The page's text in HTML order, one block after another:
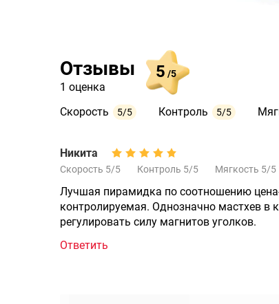
Отзывы
1 оценка
5 /5
Скорость 5/5 Контроль 5/5
Никита
Скорость 5/5
Контроль 5/5 Мягкость 5/5
Лучшая пирамидка по соотношению
контролируемая. Однозначно мастхев в
регулировать силу магнитов уголков.
Ответить